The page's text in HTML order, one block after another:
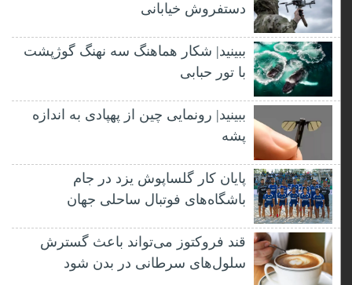
دستفروش خیابانی
ببینید| شکار هماهنگ سه نهنگ گوژپشت
با تور حبابی
ببینید| رونمایی چین از پهپادی به اندازه
پشه
پایان کار گلساپوش یزد در جام
باشگاه‌های فوتبال ساحلی جهان
قند فروکتوز می‌تواند باعث گسترش
سلول‌های سرطانی در بدن شود